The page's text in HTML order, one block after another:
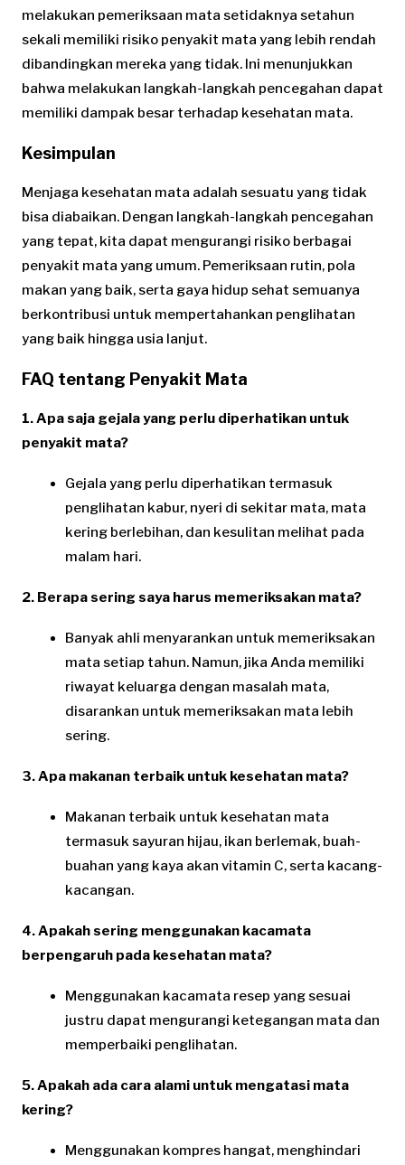
melakukan pemeriksaan mata setidaknya setahun
sekali memiliki risiko penyakit mata yang lebih rendah
dibandingkan mereka yang tidak. Ini menunjukkan
bahwa melakukan langkah-langkah pencegahan dapat
memiliki dampak besar terhadap kesehatan mata.
Kesimpulan
Menjaga kesehatan mata adalah sesuatu yang tidak
bisa diabaikan. Dengan langkah-langkah pencegahan
yang tepat, kita dapat mengurangi risiko berbagai
penyakit mata yang umum. Pemeriksaan rutin, pola
makan yang baik, serta gaya hidup sehat semuanya
berkontribusi untuk mempertahankan penglihatan
yang baik hingga usia lanjut.
FAQ tentang Penyakit Mata
1. Apa saja gejala yang perlu diperhatikan untuk
penyakit mata?
Gejala yang perlu diperhatikan termasuk
penglihatan kabur, nyeri di sekitar mata, mata
kering berlebihan, dan kesulitan melihat pada
malam hari.
2. Berapa sering saya harus memeriksakan mata?
Banyak ahli menyarankan untuk memeriksakan
mata setiap tahun. Namun, jika Anda memiliki
riwayat keluarga dengan masalah mata,
disarankan untuk memeriksakan mata lebih
sering.
3. Apa makanan terbaik untuk kesehatan mata?
Makanan terbaik untuk kesehatan mata
termasuk sayuran hijau, ikan berlemak, buah-
buahan yang kaya akan vitamin C, serta kacang-
kacangan.
4. Apakah sering menggunakan kacamata
berpengaruh pada kesehatan mata?
Menggunakan kacamata resep yang sesuai
justru dapat mengurangi ketegangan mata dan
memperbaiki penglihatan.
5. Apakah ada cara alami untuk mengatasi mata
kering?
Menggunakan kompres hangat, menghindari